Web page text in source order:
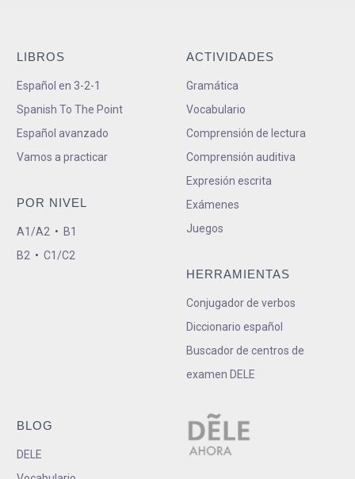
LIBROS
Español en 3-2-1
Spanish To The Point
Español avanzado
Vamos a practicar
POR NIVEL
A1/A2 • B1
B2 • C1/C2
ACTIVIDADES
Gramática
Vocabulario
Comprensión de lectura
Comprensión auditiva
Expresión escrita
Exámenes
Juegos
HERRAMIENTAS
Conjugador de verbos
Diccionario español
Buscador de centros de
examen DELE
BLOG
DELE